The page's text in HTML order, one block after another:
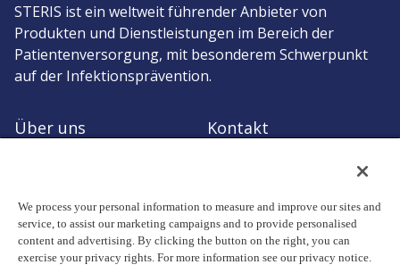
STERIS ist ein weltweit führender Anbieter von
Produkten und Dienstleistungen im Bereich der
Patientenversorgung, mit besonderem Schwerpunkt
auf der Infektionsprävention.
Über uns
Kontakt
We process your personal information to measure and improve our sites and
service, to assist our marketing campaigns and to provide personalised
content and advertising. By clicking the button on the right, you can
exercise your privacy rights. For more information see our privacy notice.